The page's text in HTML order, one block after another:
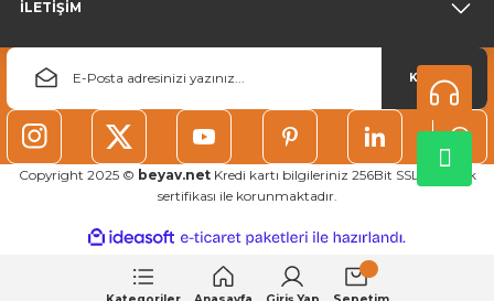
İLETİŞİM
KAYDOL
Copyright 2025 © beyav.netKredi kartı bilgileriniz 256Bit SSL güvenlik
sertifikası ile korunmaktadır.
ideasoft
e-
paketleri